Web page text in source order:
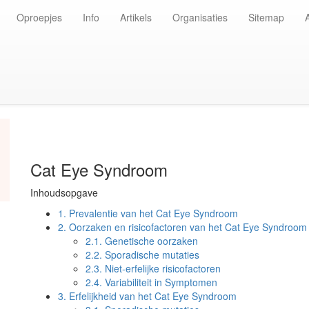
Oproepjes Info Artikels Organisaties Sitemap
Cat Eye Syndroom
Inhoudsopgave
1. Prevalentie van het Cat Eye Syndroom
2. Oorzaken en risicofactoren van het Cat Eye Syndroom
2.1. Genetische oorzaken
2.2. Sporadische mutaties
2.3. Niet-erfelijke risicofactoren
2.4. Variabiliteit in Symptomen
3. Erfelijkheid van het Cat Eye Syndroom